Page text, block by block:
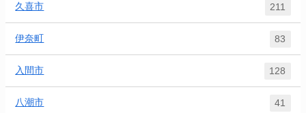
久喜市 211
伊奈町 83
入間市 128
八潮市 41